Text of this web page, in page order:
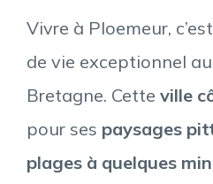
Vivre à Ploemeur,
de vie exceptionnel
Bretagne. Cette ville
pour ses paysages
plages à quelques